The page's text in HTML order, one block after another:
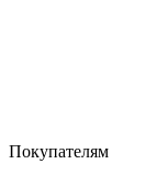
Покупателям